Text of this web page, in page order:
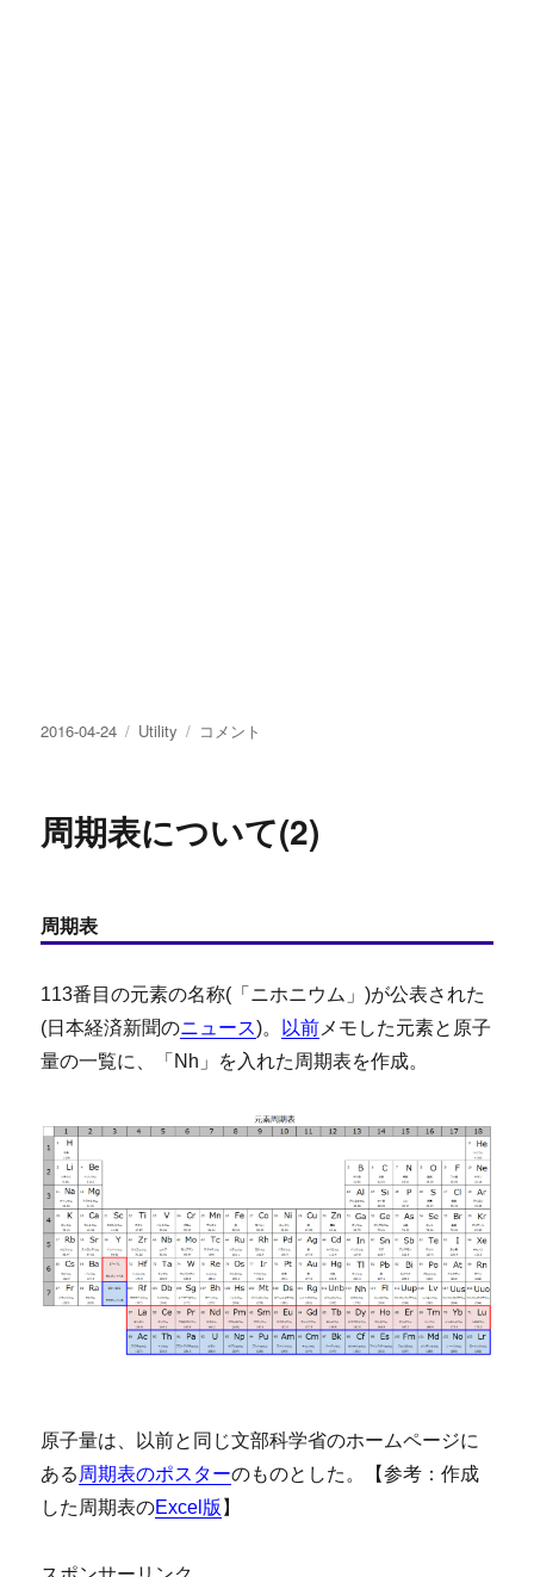
投
2016-04-24
カ
ー
Utility
周
つ
コメント
周期表について(2)
周期表
113番目の元素の名称(「ニホニウム」)が公表された
(日本経済新聞のニュース)。 以前 メモした元素と原子
量の一覧に、「Nh」を入れた周期表を作成。
原子量は、以前と同じ文部科学省のホームページに
ある 周期表のポスターのものとした。【参考：作成
した周期表のExcel版 】